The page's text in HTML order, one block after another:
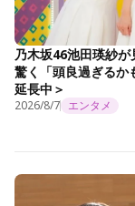
乃木坂46池田瑛紗
驚く「頭良過ぎる
延長中＞
2026/8/7 エンタメ